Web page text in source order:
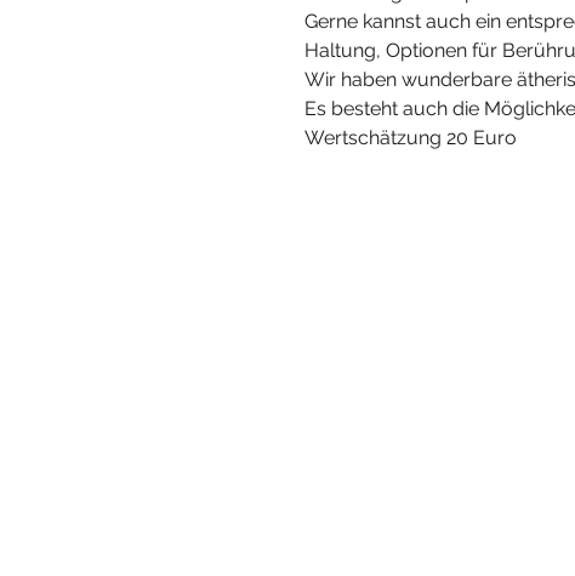
Gerne kannst auch ein
Haltung, Optionen für
Wir haben wunderbare
Es besteht auch die
Wertschätzung 20 Euro